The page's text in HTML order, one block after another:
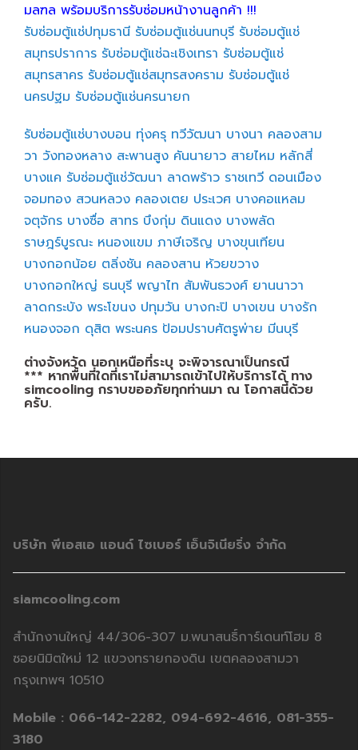
มลฑล พร้อมบริการรับซ่อมหน้างานลูกค้า !!!
รับซ่อมตู้แช่ปทุมธานี รับซ่อมตู้แช่นนทบุรี รับซ่อมตู้แช่
สมุทรปราการ รับซ่อมตู้แช่ฉะเชิงเทรา รับซ่อมตู้แช่
สมุทรสาคร รับซ่อมตู้แช่สมุทรสงคราม รับซ่อมตู้แช่
นครปฐม รับซ่อมตู้แช่นครนายก
รับซ่อมตู้แช่บางบอน ทุ่งครุ ทวีวัฒนา บางนา คลองสาม
วา วังทองหลาง สะพานสูง คันนายาว สายไหม หลักสี่
บางแค รับซ่อมตู้แช่วัฒนา ลาดพร้าว ราชเทวี ดอนเมือง
จอมทอง สวนหลวง คลองเตย ประเวศ บางคอแหลม
จตุจักร บางซื่อ สาทร บึงกุ่ม ดินแดง บางพลัด
ราษฎร์บูรณะ หนองแขม ภาษีเจริญ บางขุนเทียน
บางกอกน้อย ตลิ่งชัน คลองสาน ห้วยขวาง
บางกอกใหญ่ ธนบุรี พญาไท สัมพันธวงศ์ ยานนาวา
ลาดกระบัง พระโขนง ปทุมวัน บางกะปิ บางเขน บางรัก
หนองจอก ดุสิต พระนคร ป้อมปราบศัตรูพ่าย มีนบุรี
ต่างจังหวัด นอกเหนือที่ระบุ จะพิจารณาเป็นกรณี
*** หากพื้นที่ใดที่เราไม่สามารถเข้าไปให้บริการได้ ทาง
simcooling กราบขออภัยทุกท่านมา ณ โอกาสนี้ด้วย
ครับ.
บริษัท พีเอสเอ แอนด์ ไซเบอร์ เอ็นจิเนียริ่ง จำกัด
siamcooling.com
สำนักงานใหญ่ 44/306-307 ม.พนาสนธิ์การ์เดนท์โฮม 8
ซอยนิมิตใหม่ 12 แขวงทรายกองดิน เขตคลองสามวา
กรุงเทพฯ 10510
Mobile : 066-142-2282, 094-692-4616, 081-355-
3180